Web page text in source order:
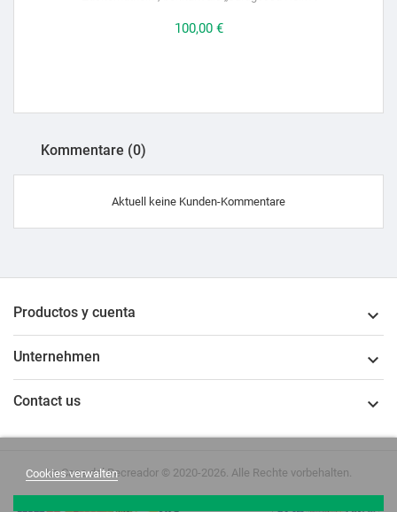
Preis
100,00 €
Kommentare (0)
Aktuell keine Kunden-Kommentare
Productos y cuenta 
Unternehmen 
Contact us 
Cookies verwalten
La Casa del Recreador © 2020-2026. Alle Rechte vorbehalten.